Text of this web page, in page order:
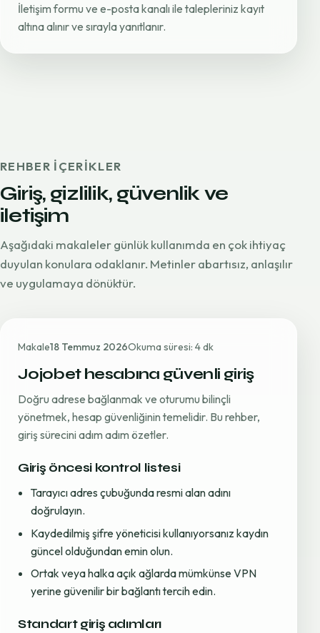
İletişim formu ve e-posta kanalı ile talepleriniz kayıt
altına alınır ve sırayla yanıtlanır.
REHBER IÇERIKLER
Giriş, gizlilik, güvenlik ve
iletişim
Aşağıdaki makaleler günlük kullanımda en çok ihtiyaç
duyulan konulara odaklanır. Metinler abartısız, anlaşılır
ve uygulamaya dönüktür.
Makale18 Temmuz 2026Okuma süresi: 4 dk
Jojobet hesabına güvenli giriş
Doğru adrese bağlanmak ve oturumu bilinçli
yönetmek, hesap güvenliğinin temelidir. Bu rehber,
giriş sürecini adım adım özetler.
Giriş öncesi kontrol listesi
Tarayıcı adres çubuğunda resmi alan adını
doğrulayın.
Kaydedilmiş şifre yöneticisi kullanıyorsanız kaydın
güncel olduğundan emin olun.
Ortak veya halka açık ağlarda mümkünse VPN
yerine güvenilir bir bağlantı tercih edin.
Standart giriş adımları